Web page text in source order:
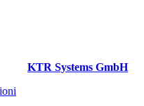
KTR Systems GmbH